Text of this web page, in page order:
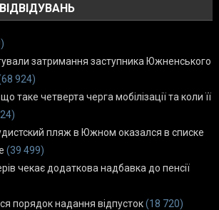
затримання заступника Южненського
924)
таке четверта черга мобілізації та коли її
пляж в Южном оказался в списке
(39 499)
чекає додаткова надбавка до пенсії
порядок надання відпусток(18 720)